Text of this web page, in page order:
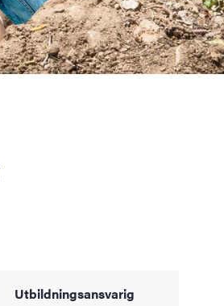
Utbildningsansvarig